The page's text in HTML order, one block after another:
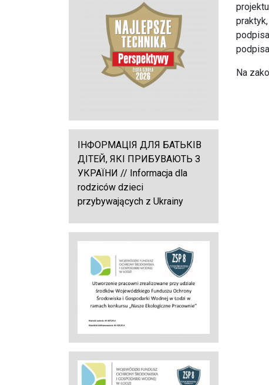
Na
ІНФОРМАЦІЯ ДЛЯ БАТЬКІВ
ДІТЕЙ, ЯКІ ПРИБУВАЮТЬ З
УКРАЇНИ // Informacja dla
rodziców dzieci
przybywających z Ukrainy